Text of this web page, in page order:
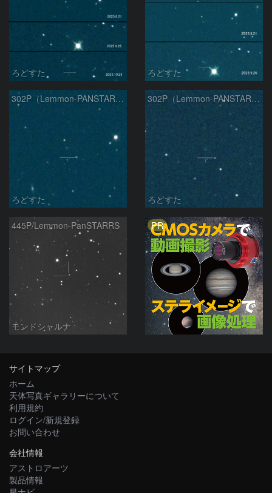
ろどすた ろどすた
302P（Lemmon-PANSTARRS）
ろどすた
302P（Lemmon-PANSTARRS）
ろどすた
445P/Lemmon-PanSTARRS
モンドシャルナ
PR
サイトマップ
ホーム
天体写真ギャラリーについて
利用規約
ログイン/新規登録
お問い合わせ
会社情報
アストロアーツ
製品情報